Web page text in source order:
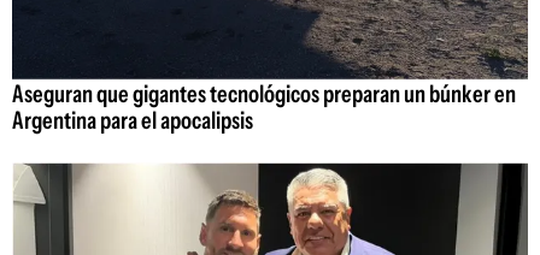
Aseguran que gigantes tecnológicos preparan un búnker en
Argentina para el apocalipsis